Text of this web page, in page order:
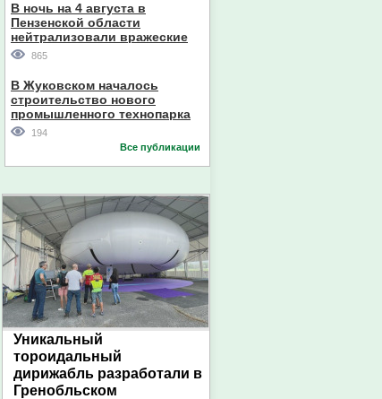
В ночь на 4 августа в
Пензенской области
нейтрализовали вражеские
дроны
865
В Жуковском началось
строительство нового
промышленного технопарка
194
Все публикации
Уникальный
тороидальный
дирижабль разработали в
Гренобльском